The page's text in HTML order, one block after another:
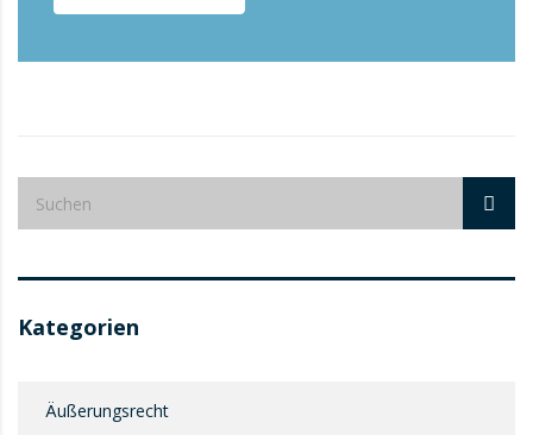
Kategorien
Äußerungsrecht